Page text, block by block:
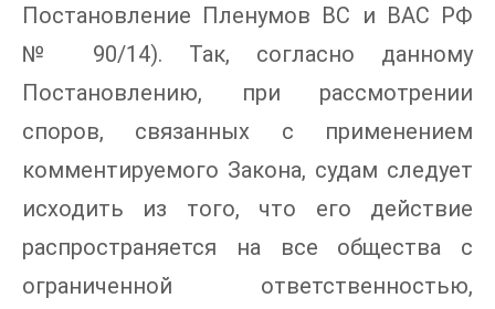
Постановление Пленумов ВС и ВАС РФ
№ 90/14). Так, согласно данному
Постановлению, при рассмотрении
споров, связанных с применением
комментируемого Закона, судам следует
исходить из того, что его действие
распространяется на все общества с
ограниченной ответственностью,